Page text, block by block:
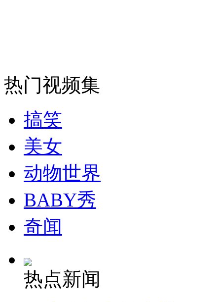
消防员救轻生者 花炮节热闹非凡
司机酒驾遇交警 急速倒车逃窜
热门视频集
搞笑
美女
动物世界
BABY秀
奇闻
热点新闻